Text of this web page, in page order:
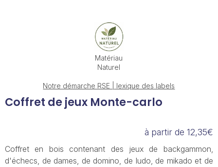
Matériau
Naturel
Notre démarche RSE | lexique des labels
Coffret de jeux Monte-carlo
à partir de 12,35€
Coffret en bois contenant des jeux de backgammon,
d'échecs, de dames, de domino, de ludo, de mikado et de